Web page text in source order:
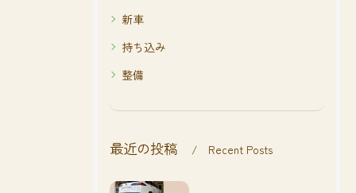
新車
持ち込み
整備
最近の投稿 Recent Posts